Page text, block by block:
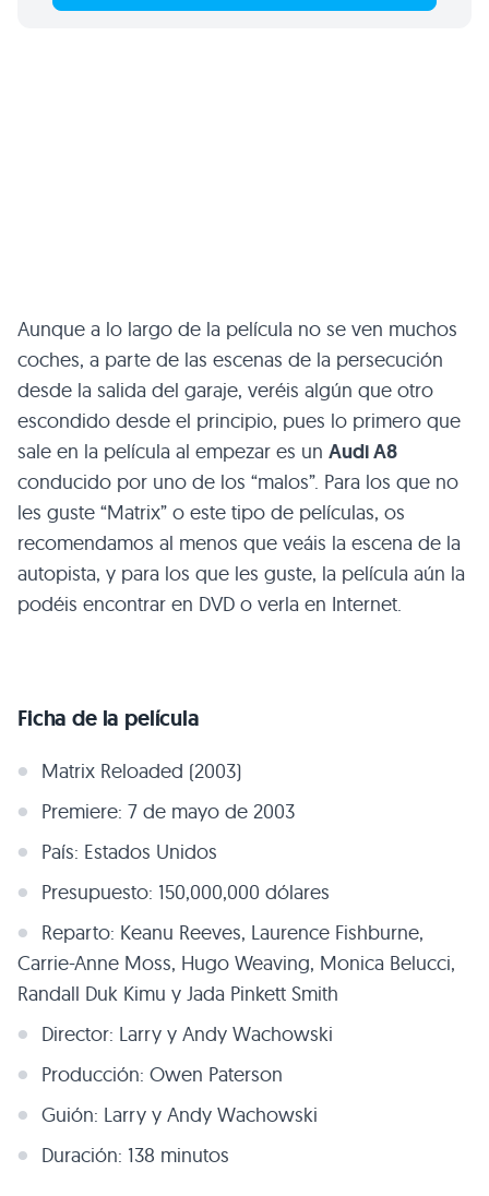
Aunque a lo largo de la película no se ven muchos
coches, a parte de las escenas de la persecución
desde la salida del garaje, veréis algún que otro
escondido desde el principio, pues lo primero que
sale en la película al empezar es un Audi A8
conducido por uno de los “malos”. Para los que no
les guste “Matrix” o este tipo de películas, os
recomendamos al menos que veáis la escena de la
autopista, y para los que les guste, la película aún la
podéis encontrar en DVD o verla en Internet.
Ficha de la película
Matrix Reloaded (2003)
Premiere: 7 de mayo de 2003
País: Estados Unidos
Presupuesto: 150,000,000 dólares
Reparto: Keanu Reeves, Laurence Fishburne,
Carrie-Anne Moss, Hugo Weaving, Monica Belucci,
Randall Duk Kimu y Jada Pinkett Smith
Director: Larry y Andy Wachowski
Producción: Owen Paterson
Guión: Larry y Andy Wachowski
Duración: 138 minutos